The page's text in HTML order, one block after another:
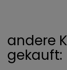
andere
gekauft: